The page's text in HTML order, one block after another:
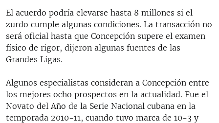
El acuerdo podría elevarse hasta 8 millones si el
zurdo cumple algunas condiciones. La transacción no
será oficial hasta que Concepción supere el examen
físico de rigor, dijeron algunas fuentes de las
Grandes Ligas.
Algunos especialistas consideran a Concepción entre
los mejores ocho prospectos en la actualidad. Fue el
Novato del Año de la Serie Nacional cubana en la
temporada 2010-11, cuando tuvo marca de 10-3 y